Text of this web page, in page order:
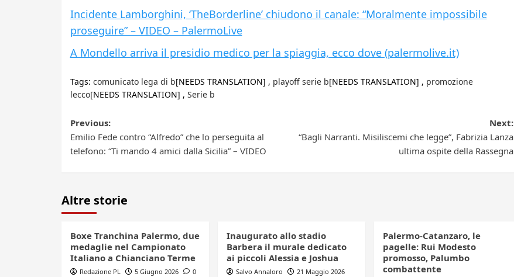
Incidente Lamborghini, ‘TheBorderline’ chiudono il canale: “Moralmente impossibile
proseguire” – VIDEO – PalermoLive
A Mondello arriva il presidio medico per la spiaggia, ecco dove (palermolive.it)
Tags: comunicato lega di b[NEEDS TRANSLATION] , playoff serie b[NEEDS TRANSLATION] , promozione
lecco[NEEDS TRANSLATION] , Serie b
Post
navigation
Previous:
Emilio Fede contro “Alfredo” che lo perseguita al
telefono: “Ti mando 4 amici dalla Sicilia” – VIDEO
Next:
“Bagli Narranti. Misiliscemi che legge”, Fabrizia Lanza
ultima ospite della Rassegna
Altre storie
Boxe Tranchina Palermo, due
medaglie nel Campionato
Italiano a Chianciano Terme
Redazione PL 5 Giugno 2026 0
Inaugurato allo stadio
Barbera il murale dedicato
ai piccoli Alessia e Joshua
Salvo Annaloro
21 Maggio 2026
Palermo-Catanzaro, le
pagelle: Rui Modesto
promosso, Palumbo
combattente